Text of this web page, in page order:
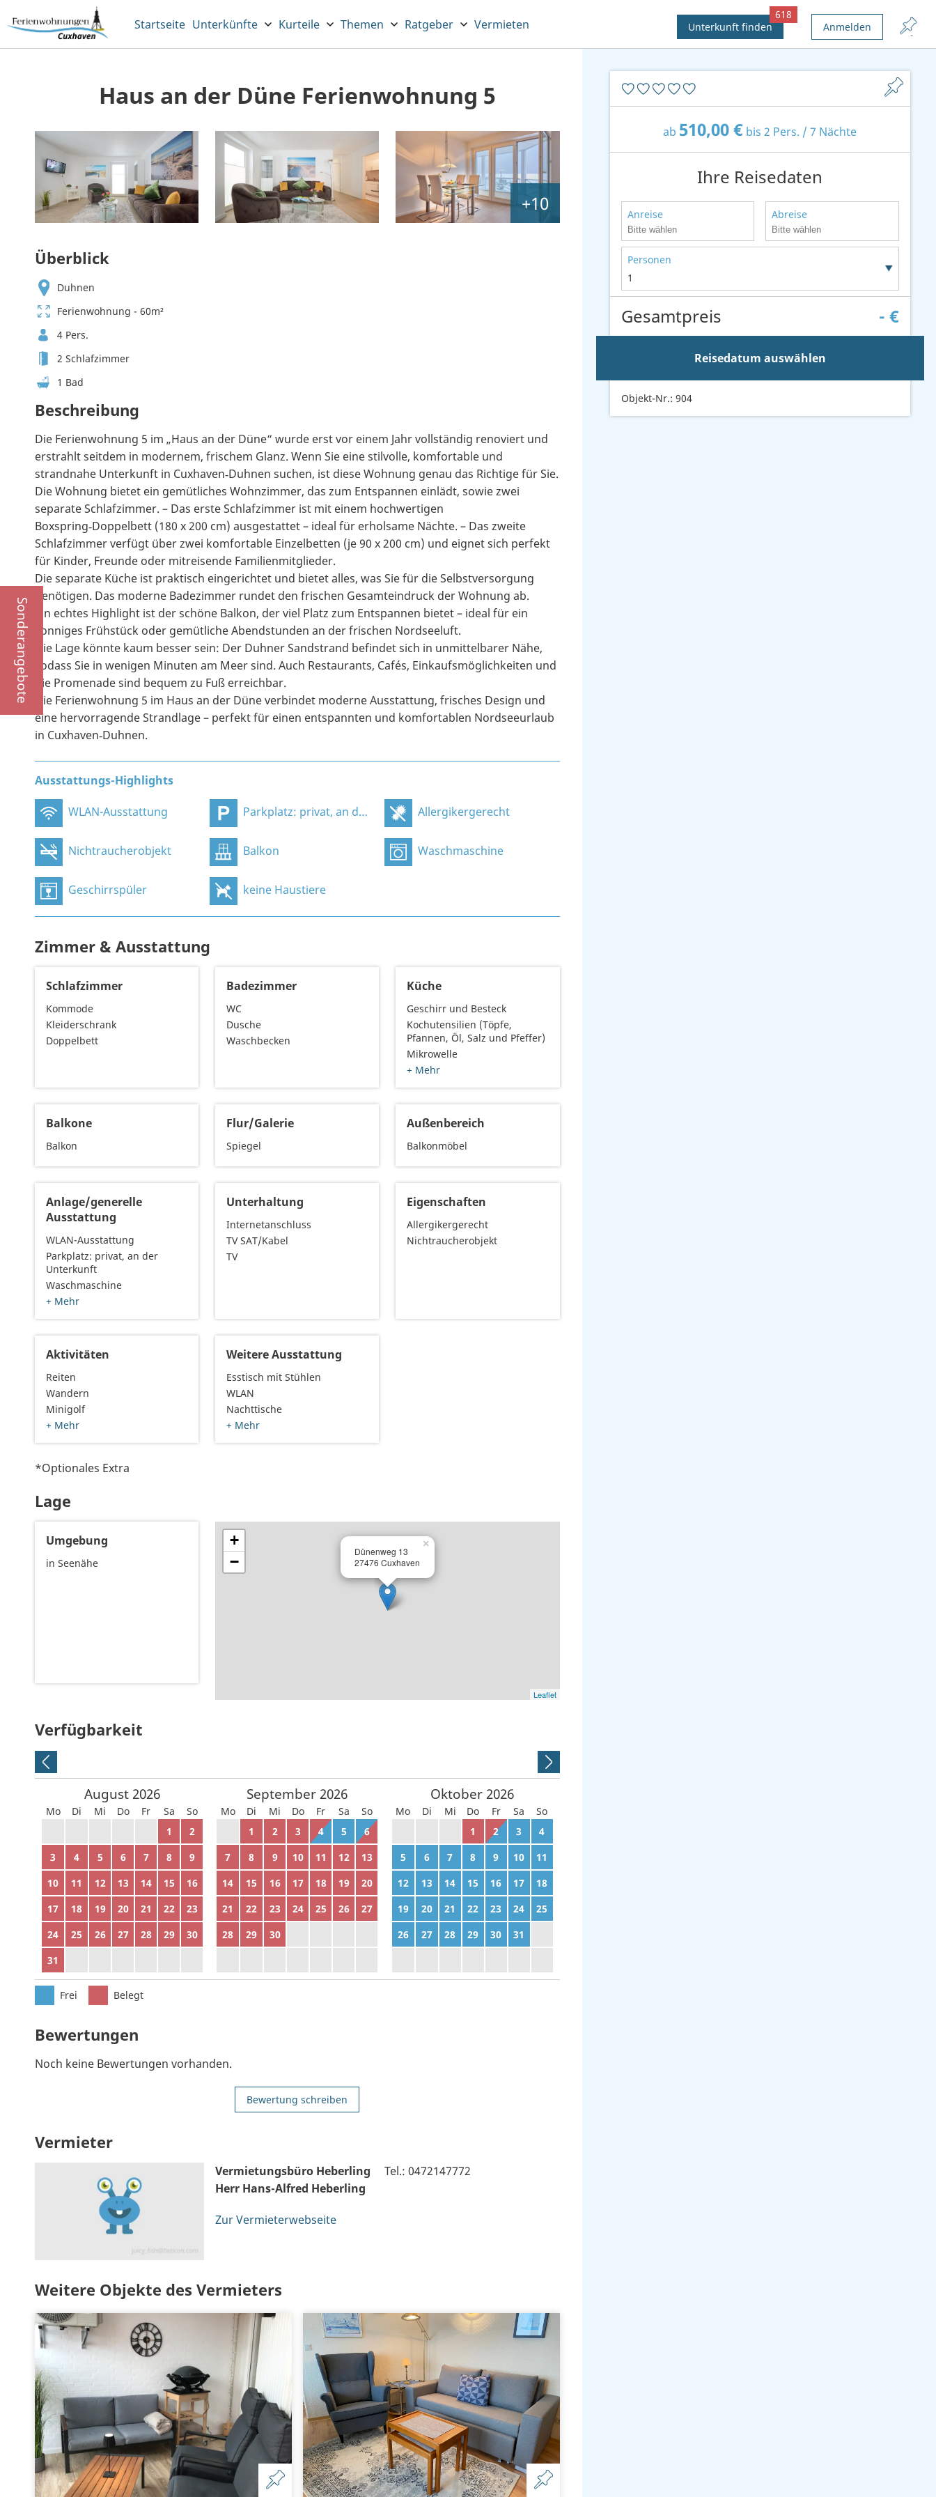
Sonderangebote
Startseite Unterkünfte Kurteile Themen Ratgeber Vermieten Unterkunft finden
618
Anmelden
Haus an der Düne Ferienwohnung 5
+10
Überblick
Duhnen
Ferienwohnung - 60m²
4 Pers.
2 Schlafzimmer
1 Bad
Beschreibung
Die Ferienwohnung 5 im „Haus an der Düne“ wurde erst vor einem Jahr vollständig renoviert und
erstrahlt seitdem in modernem, frischem Glanz. Wenn Sie eine stilvolle, komfortable und
strandnahe Unterkunft in Cuxhaven‑Duhnen suchen, ist diese Wohnung genau das Richtige für Sie.
Die Wohnung bietet ein gemütliches Wohnzimmer, das zum Entspannen einlädt, sowie zwei
separate Schlafzimmer. – Das erste Schlafzimmer ist mit einem hochwertigen
Boxspring‑Doppelbett (180 x 200 cm) ausgestattet – ideal für erholsame Nächte. – Das zweite
Schlafzimmer verfügt über zwei komfortable Einzelbetten (je 90 x 200 cm) und eignet sich perfekt
für Kinder, Freunde oder mitreisende Familienmitglieder.
Die separate Küche ist praktisch eingerichtet und bietet alles, was Sie für die Selbstversorgung
benötigen. Das moderne Badezimmer rundet den frischen Gesamteindruck der Wohnung ab.
Ein echtes Highlight ist der schöne Balkon, der viel Platz zum Entspannen bietet – ideal für ein
sonniges Frühstück oder gemütliche Abendstunden an der frischen Nordseeluft.
Die Lage könnte kaum besser sein: Der Duhner Sandstrand befindet sich in unmittelbarer Nähe,
sodass Sie in wenigen Minuten am Meer sind. Auch Restaurants, Cafés, Einkaufsmöglichkeiten und
die Promenade sind bequem zu Fuß erreichbar.
Die Ferienwohnung 5 im Haus an der Düne verbindet moderne Ausstattung, frisches Design und
eine hervorragende Strandlage – perfekt für einen entspannten und komfortablen Nordseeurlaub
in Cuxhaven‑Duhnen.
Ausstattungs-Highlights
WLAN-Ausstattung Parkplatz: privat, an der Unterkunft Allergikergerecht
Nichtraucherobjekt Balkon Waschmaschine
Geschirrspüler keine Haustiere
Zimmer & Ausstattung
Schlafzimmer
Kommode
Kleiderschrank
Doppelbett
Badezimmer
WC
Dusche
Waschbecken
Küche
Geschirr und Besteck
Kochutensilien (Töpfe,
Pfannen, Öl, Salz und Pfeffer)
Mikrowelle
+ Mehr
Balkone
Balkon
Flur/Galerie
Spiegel
Außenbereich
Balkonmöbel
Anlage/generelle
Ausstattung
WLAN-Ausstattung
Parkplatz: privat, an der
Unterkunft
Waschmaschine
+ Mehr
Unterhaltung
Internetanschluss
TV SAT/Kabel
TV
Eigenschaften
Allergikergerecht
Nichtraucherobjekt
Aktivitäten
Reiten
Wandern
Minigolf
+ Mehr
Weitere Ausstattung
Esstisch mit Stühlen
WLAN
Nachttische
+ Mehr
*Optionales Extra
Lage
Umgebung
in Seenähe
Dünenweg 13
27476 Cuxhaven
×
+
−
Leaflet
Verfügbarkeit
August 2026
Mo Di Mi Do Fr Sa
So
1
2
3
4 5 6 7 8
9
10
11 12 13 14 15
16
17
18 19 20 21 22
23
24
25 26 27 28 29
30
31
September 2026
Mo Di Mi Do Fr Sa
So
1 2 3 4 5
6
7
8 9 10 11 12
13
14
15 16 17 18 19
20
21
22 23 24 25 26
27
28
29 30
Oktober 2026
Mo Di Mi Do Fr Sa
So
1 2 3
4
5
6 7 8 9 10
11
12
13 14 15 16 17
18
19
20 21 22 23 24
25
26
27 28 29 30 31
Frei Belegt
Bewertungen
Noch keine Bewertungen vorhanden.
Bewertung schreiben
Vermieter
Vermietungsbüro Heberling
Herr Hans-Alfred Heberling
Zur Vermieterwebseite
Tel.: 0472147772
Weitere Objekte des Vermieters
ab 510,00 € bis 2 Pers. / 7 Nächte
Ihre Reisedaten
Anreise Abreise
Personen
1
Gesamtpreis - €
Reisedatum auswählen
Objekt-Nr.: 904